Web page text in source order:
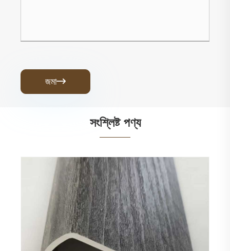
জমা
সংশ্লিষ্ট পণ্য